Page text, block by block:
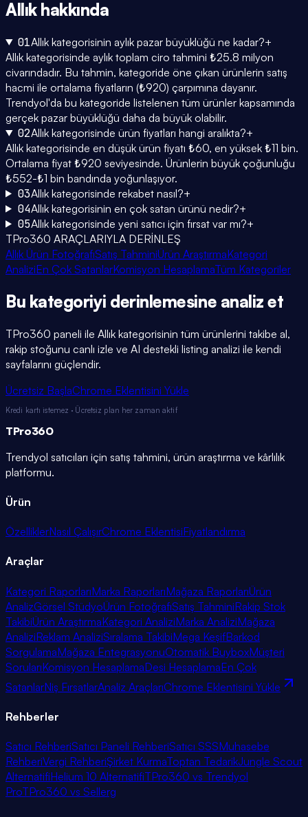
Allıkhakkında
01Allık kategorisinin aylık pazar büyüklüğü ne kadar?+
Allık kategorisinde aylık toplam ciro tahmini ₺25.8 milyon
civarındadır. Bu tahmin, kategoride öne çıkan ürünlerin satış
hacmi ile ortalama fiyatların (₺920) çarpımına dayanır.
Trendyol'da bu kategoride listelenen tüm ürünler kapsamında
gerçek pazar büyüklüğü daha da büyük olabilir.
02Allık kategorisinde ürün fiyatları hangi aralıkta?+
Allık kategorisinde en düşük ürün fiyatı ₺60, en yüksek ₺11 bin.
Ortalama fiyat ₺920 seviyesinde. Ürünlerin büyük çoğunluğu
₺552-₺1 bin bandında yoğunlaşıyor.
03Allık kategorisinde rekabet nasıl?+
04Allık kategorisinin en çok satan ürünü nedir?+
05Allık kategorisinde yeni satıcı için fırsat var mı?+
TPro360 ARAÇLARIYLA DERİNLEŞ
Allık Ürün FotoğrafıSatış TahminiÜrün AraştırmaKategori
AnaliziEn Çok SatanlarKomisyon HesaplamaTüm Kategoriler
Bu kategoriyi derinlemesine analiz et
TPro360 paneli ile Allık kategorisinin tüm ürünlerini takibe al,
rakip stoğunu canlı izle ve AI destekli listing analizi ile kendi
sayfalarını güçlendir.
Ücretsiz BaşlaChrome Eklentisini Yükle
Kredi kartı istemez · Ücretsiz plan her zaman aktif
TPro360
Trendyol satıcıları için satış tahmini, ürün araştırma ve kârlılık
platformu.
Ürün
ÖzelliklerNasıl ÇalışırChrome EklentisiFiyatlandırma
Araçlar
Kategori RaporlarıMarka RaporlarıMağaza RaporlarıÜrün
AnalizGörsel StüdyoÜrün FotoğrafıSatış TahminiRakip Stok
TakibiÜrün AraştırmaKategori AnaliziMarka AnaliziMağaza
AnaliziReklam AnaliziSıralama TakibiMega KeşifBarkod
SorgulamaMağaza EntegrasyonuOtomatik BuyboxMüşteri
SorularıKomisyon HesaplamaDesi HesaplamaEn Çok
SatanlarNiş FırsatlarAnaliz AraçlarıChrome Eklentisini Yükle
Rehberler
Satıcı RehberiSatıcı Paneli RehberiSatıcı SSSMuhasebe
RehberiVergi RehberiŞirket KurmaToptan TedarikJungle Scout
AlternatifiHelium 10 AlternatifiTPro360 vs Trendyol
ProTPro360 vs Sellerg